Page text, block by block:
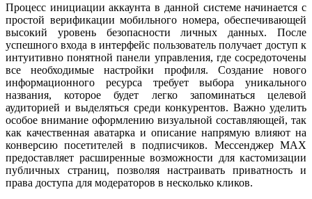
Процесс инициации аккаунта в данной системе начинается с
простой верификации мобильного номера, обеспечивающей
высокий уровень безопасности личных данных. После
успешного входа в интерфейс пользователь получает доступ к
интуитивно понятной панели управления, где сосредоточены
все необходимые настройки профиля. Создание нового
информационного ресурса требует выбора уникального
названия, которое будет легко запоминаться целевой
аудиторией и выделяться среди конкурентов. Важно уделить
особое внимание оформлению визуальной составляющей, так
как качественная аватарка и описание напрямую влияют на
конверсию посетителей в подписчиков. Мессенджер MAX
предоставляет расширенные возможности для кастомизации
публичных страниц, позволяя настраивать приватность и
права доступа для модераторов в несколько кликов.